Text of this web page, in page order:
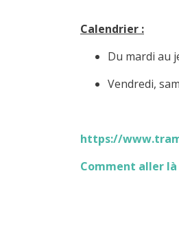
Calendrier :
Du mardi au
Vendredi,
https://
Comment aller là